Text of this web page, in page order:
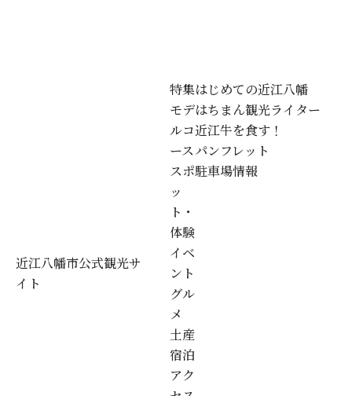
近江八幡市公式観光サ
イト
特集
モデ
ルコ
ース
スポ
ッ
ト・
体験
イベ
ント
グル
メ
土産
宿泊
アク
はじめての近江八幡
はちまん観光ライター
近江牛を食す！
パンフレット
駐車場情報